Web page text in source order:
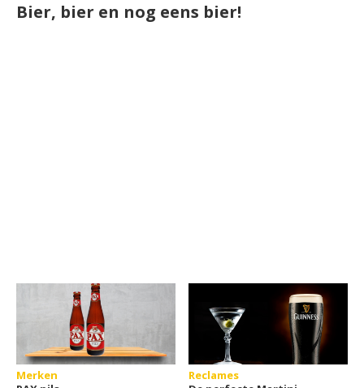
Bier, bier en nog eens bier!
Merken
Reclames